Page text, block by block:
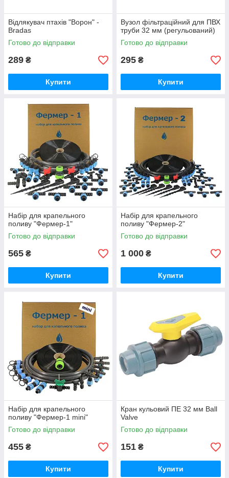
Відлякувач птахів "Ворон" -
Bradas
Готово до відправки
289 ₴
Купити
Вузол фільтраційний для ПВХ
труби 32 мм (регульований)
Готово до відправки
295 ₴
Купити
Набір для крапельного
поливу "Фермер-1"
Готово до відправки
565 ₴
Купити
Набір для крапельного
поливу "Фермер-2"
Готово до відправки
1 000 ₴
Купити
Набір для крапельного
поливу "Фермер-1 mini"
Готово до відправки
455 ₴
Купити
Кран кульовий ПЕ 32 мм Ball
Valve
Готово до відправки
151 ₴
Купити